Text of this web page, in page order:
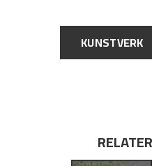
KUNSTVERK
PROVENIENS